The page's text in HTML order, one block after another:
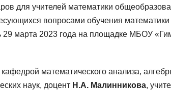
для учителей математики
вопросами обучения
29 марта 2023 года на площадке МБОУ
математического анализа,
наук, доцент Н.А. Малинникова,